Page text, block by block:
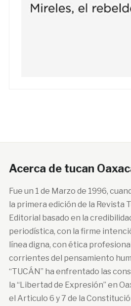
Acerca de tucan
Fue un 1 de Marzo de 1996,
la primera edición de la Revista
Editorial basado en la
periodística, con la firme
línea digna, con ética
corrientes del pensamiento
“TUCÁN” ha enfrentado las
la “Libertad de Expresión” en
el Articulo 6 y 7 de la